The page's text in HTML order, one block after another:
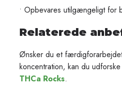
• Opbevares utilgængeligt for
Relaterede
Ønsker du et
koncentration, kan du udforske
THCa Rocks.